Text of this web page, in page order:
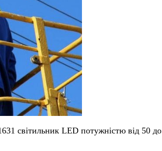
світильник LED потужністю від 50